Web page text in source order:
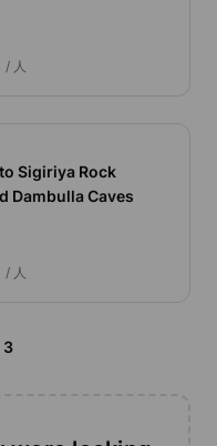
人
Sigiriya Rock
Dambulla Caves
/ 人
3